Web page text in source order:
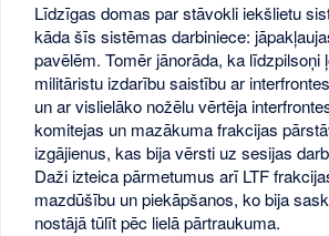
Līdzīgas domas par stāvokli iekšlietu
kāda šīs sistēmas darbiniece:
pavēlēm. Tomēr jānorāda, ka līdzpilsoņi
militāristu izdarību saistību ar
un ar vislielāko nožēlu vērtēja
komitejas un mazākuma frakcijas
izgājienus, kas bija vērsti uz sesijas
Daži izteica pārmetumus arī LTF
mazdūšību un piekāpšanos, ko bija
nostājā tūlīt pēc lielā pārtraukuma.